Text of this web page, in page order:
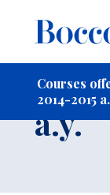
Courses
2014-2015
-
a.y.